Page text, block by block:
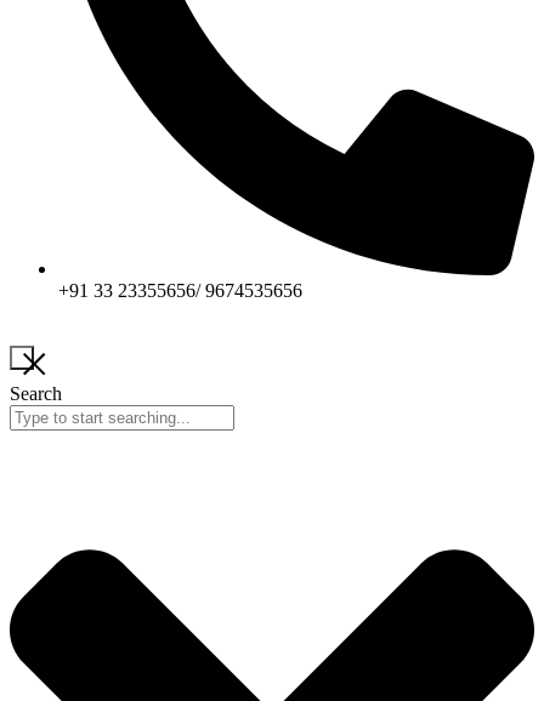
+91 33 23355656/ 9674535656
Search